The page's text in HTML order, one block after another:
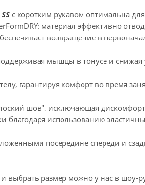
с коротким рукавом оптимальна
материал эффективно
возвращение в
мышцы в тонусе и снижая
гарантируя комфорт во время
шов", исключающая
благодаря использованию
посередине спереди и
выбрать размер можно у нас в шоу-